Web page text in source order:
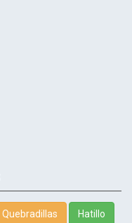
Quebradillas Hatillo